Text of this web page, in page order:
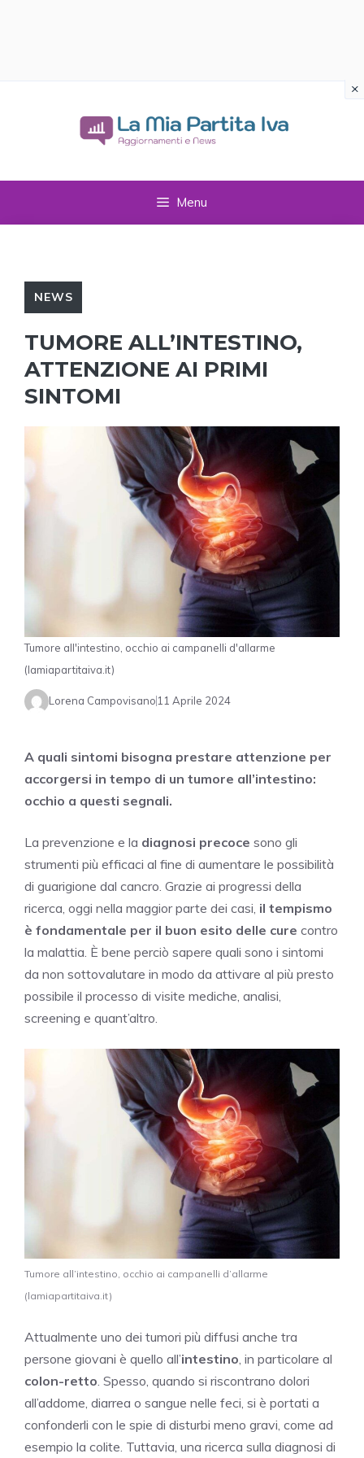
Menu
NEWS
TUMORE ALL’INTESTINO,
ATTENZIONE AI PRIMI
SINTOMI
Tumore all'intestino, occhio ai campanelli d'allarme
(lamiapartitaiva.it)
Lorena Campovisano 11 Aprile 2024
A quali sintomi bisogna prestare attenzione per
accorgersi in tempo di un tumore all’intestino:
occhio a questi segnali.
La prevenzione e la diagnosi precoce sono gli
strumenti più efficaci al fine di aumentare le possibilità
di guarigione dal cancro. Grazie ai progressi della
ricerca, oggi nella maggior parte dei casi, il tempismo
è fondamentale per il buon esito delle cure contro
la malattia. È bene perciò sapere quali sono i sintomi
da non sottovalutare in modo da attivare al più presto
possibile il processo di visite mediche, analisi,
screening e quant’altro.
Tumore all’intestino, occhio ai campanelli d’allarme
(lamiapartitaiva.it)
Attualmente uno dei tumori più diffusi anche tra
persone giovani è quello all’intestino, in particolare al
colon-retto. Spesso, quando si riscontrano dolori
all’addome, diarrea o sangue nelle feci, si è portati a
confonderli con le spie di disturbi meno gravi, come ad
esempio la colite. Tuttavia, una ricerca sulla diagnosi di
×